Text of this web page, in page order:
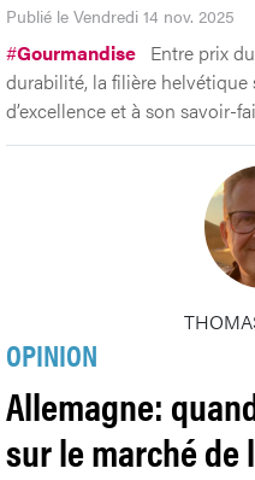
Publié le Vendredi 14 nov. 2025
#Gourmandise Entre prix
durabilité, la filière helvétique
d’excellence et à son savoir-
OPINION
Allemagne:
sur le marché de